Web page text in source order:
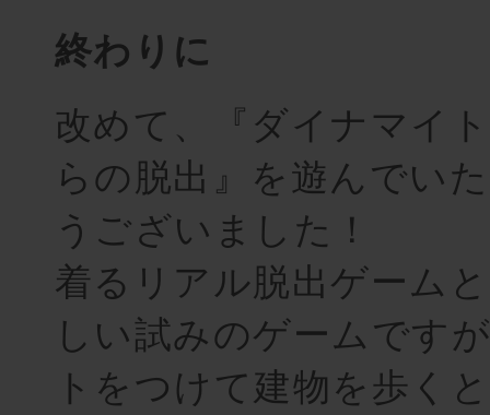
終わりに
改めて、『ダイナマイ
らの脱出』を遊んでい
うございました！
着るリアル脱出ゲーム
しい試みのゲームです
トをつけて建物を歩く